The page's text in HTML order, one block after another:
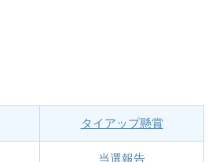
タイアップ懸賞
当選報告